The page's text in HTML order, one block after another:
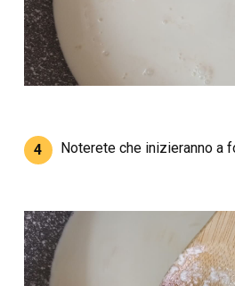
4 Noterete che inizieranno a